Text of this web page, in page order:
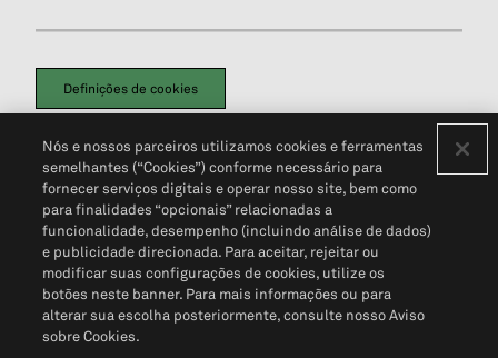
Definições de cookies
Política de PrivacidadePortal de privacidade do cliente (em inglês)
Não Venda Minhas Informações Pessoais© 2026 S&P Global
Nós e nossos parceiros utilizamos cookies e ferramentas
semelhantes (“Cookies”) conforme necessário para
fornecer serviços digitais e operar nosso site, bem como
para finalidades “opcionais” relacionadas a
funcionalidade, desempenho (incluindo análise de dados)
e publicidade direcionada. Para aceitar, rejeitar ou
modificar suas configurações de cookies, utilize os
botões neste banner. Para mais informações ou para
alterar sua escolha posteriormente, consulte nosso Aviso
sobre Cookies.